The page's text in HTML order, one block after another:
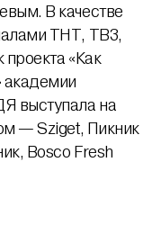
В качестве
ТНТ, ТВ3,
проекта «Как
академии
выступала на
— Sziget, Пикник
Bosco Fresh